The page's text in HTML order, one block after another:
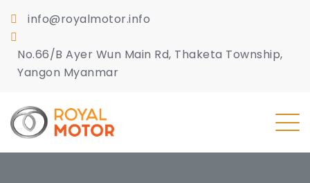
info@royalmotor.info
No.66/B Ayer Wun Main Rd, Thaketa Township,
Yangon Myanmar